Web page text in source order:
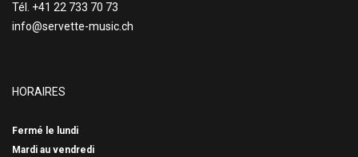
Tél. +41 22 733 70 73
info@servette-music.ch
HORAIRES
Fermé le lundi
Mardi au vendredi